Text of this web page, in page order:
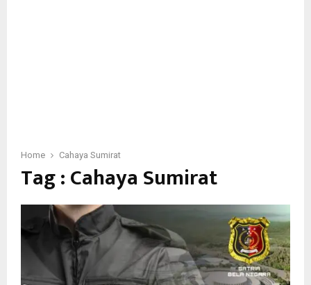
Home Cahaya Sumirat
Tag : Cahaya Sumirat